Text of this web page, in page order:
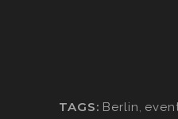
TAGS: Berlin,